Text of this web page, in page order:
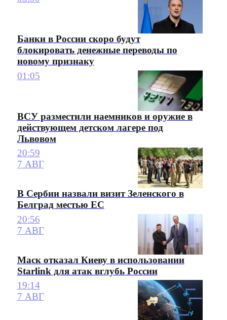
Банки в России скоро будут
блокировать денежные переводы по
новому признаку
01:05
ВСУ разместили наемников и оружие в
действующем детском лагере под
Львовом
20:59
7 АВГ
В Сербии назвали визит Зеленского в
Белград местью ЕС
20:56
7 АВГ
Маск отказал Киеву в использовании
Starlink для атак вглубь России
19:14
7 АВГ